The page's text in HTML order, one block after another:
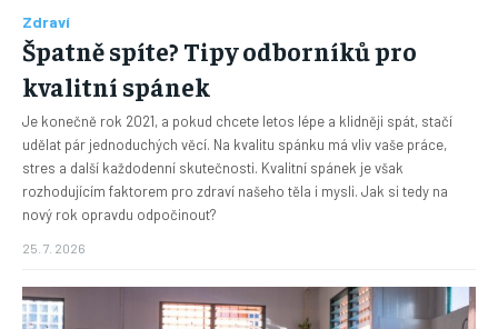
Zdraví
Špatně spíte? Tipy odborníků pro
kvalitní spánek
Je konečně rok 2021, a pokud chcete letos lépe a klidněji spát, stačí
udělat pár jednoduchých věcí. Na kvalitu spánku má vliv vaše práce,
stres a další každodenní skutečnosti. Kvalitní spánek je však
rozhodujícím faktorem pro zdraví našeho těla i mysli. Jak si tedy na
nový rok opravdu odpočinout?
25. 7. 2026